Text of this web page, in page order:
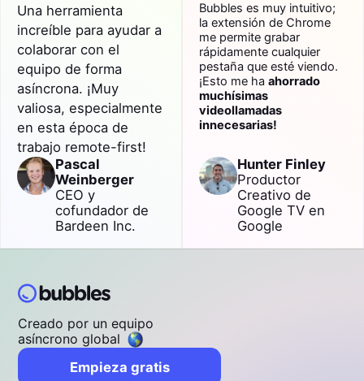
Una herramienta
increíble para ayudar a
colaborarcon el
equipo de forma
asíncrona. ¡Muy
valiosa, especialmente
en esta época de
trabajo remote-first!
Pascal
Weinberger
CEO y
cofundador de
Bardeen Inc.
Bubbles es muy intuitivo;
la extensión de Chrome
me permite grabar
rápidamente cualquier
pestaña que esté viendo.
¡Esto me ha ahorrado
muchísimas
videollamadas
innecesarias!
Hunter Finley
Productor
Creativo de
Google TV en
Google
Creado por un equipo
asíncrono global
Empieza gratis